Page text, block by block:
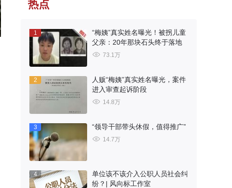
热点
1
“梅姨”真实姓名曝光！被拐儿童
父亲：20年那块石头终于落地
73.1万
2
人贩“梅姨”真实姓名曝光，案件
进入审查起诉阶段
14.8万
3 “领导干部带头休假，值得推广”
14.7万
4
单位该不该介入公职人员社会纠
纷？| 风向标工作室